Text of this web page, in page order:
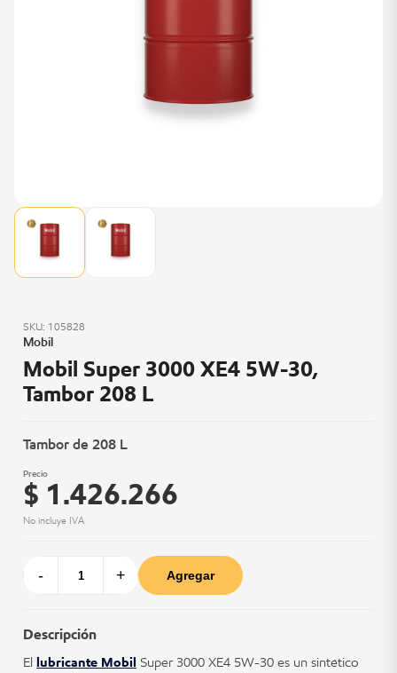
SKU: 105828
Mobil
Mobil Super 3000 XE4 5W-30,
Tambor 208 L
Tambor de 208 L
Precio
$ 1.426.266
No incluye IVA
- + Agregar
Descripción
El lubricante Mobil Super 3000 XE4 5W-30 es un sintético